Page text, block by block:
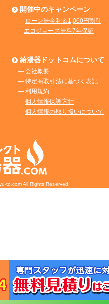
開催中のキャンペーン
― ローン無金利＆1,000円割引
―エコジョーズ無料7年保証
給湯器ドットコムについて
― 会社概要
― 特定商取引法に基づく表記
― 利用規約
― 個人情報保護方針
― 個人情報の取り扱いについて
to.com All Rights Reserved.